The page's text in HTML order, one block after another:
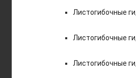
Листогибочные
Листогибочные
Листогибочные